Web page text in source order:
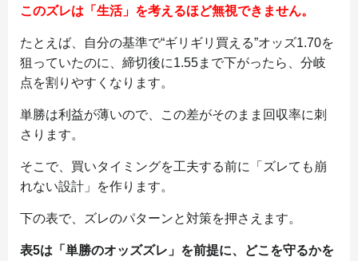
このズレは「生活」を考えるほど無視できません。
たとえば、自分の基準で“ギリギリ買える”オッズ1.70を
狙っていたのに、締切後に1.55まで下がったら、分岐
点を割りやすくなります。
単勝は利益が薄いので、この差がそのまま回収率に刺
さります。
そこで、買いタイミングを工夫する前に「ズレても崩
れない設計」を作ります。
下の表で、ズレのパターンと対策を押さえます。
表5は「単勝のオッズズレ」を前提に、どこを守るかを